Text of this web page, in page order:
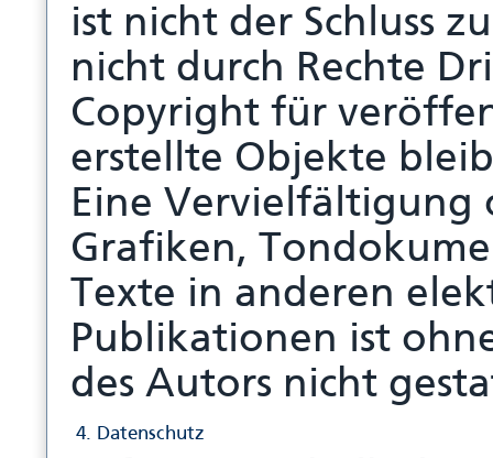
ist nicht der Schluss
nicht durch Rechte
Copyright für
erstellte Objekte
Eine Vervielfältigung
Grafiken,
Texte in anderen
Publikationen ist
des Autors nicht
4. Datenschutz